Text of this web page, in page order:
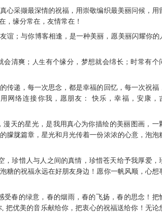
心采撷最深情的祝福，用崇敬编织最美丽问候，用
，缘分常在，友情常在！
谊；与你博客相逢，是一种美丽，愿美丽闪耀你的
清爽； 人生有个缘分，梦想就会绵长；时常有个
传递，每一次思念，都是幸福的回忆，每一次祝福
网络连接你我，愿朋友： 快乐，幸福，安康，
天的星光，是我用真心为你描绘的美丽图画，一
朦胧篇章，星光和月光传着一份浓浓的心意，泡泡
珍惜人与人之间的真情，珍惜苍天给予我厚爱，
糖的祝福永远在好朋友身边！愿你一帆风顺，心想
春的绿意，春的烟雨，春的飞扬，春的思念！把
把优美的音乐献给你，把衷心的祝福送给你！无论